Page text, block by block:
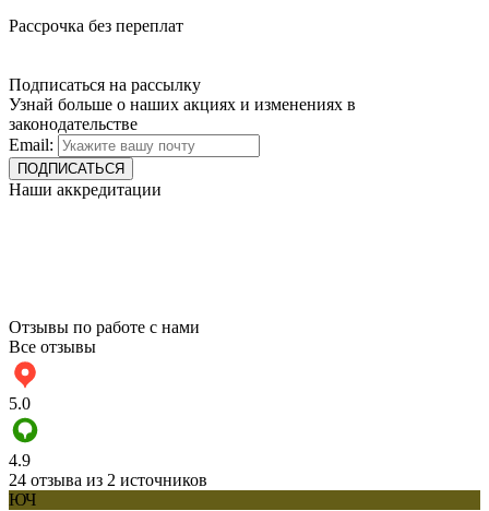
Рассрочка без переплат
Подписаться на рассылку
Узнай больше о наших акциях и изменениях в
законодательстве
Email:
Наши аккредитации
Отзывы по работе с нами
Все отзывы
5.0
4.9
24 отзыва из 2 источников
ЮЧ